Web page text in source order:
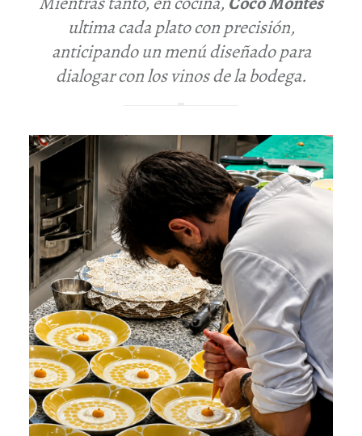
ultima cada plato con precisión,
anticipando un menú diseñado para
dialogar con los vinos de la bodega.